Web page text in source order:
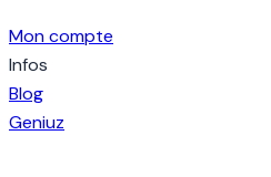
Mon compte
Infos
Blog
Geniuz